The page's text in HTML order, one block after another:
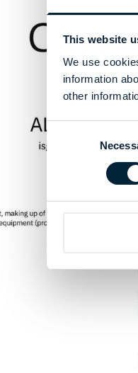
This website
We use
information
other
Consent
Selection